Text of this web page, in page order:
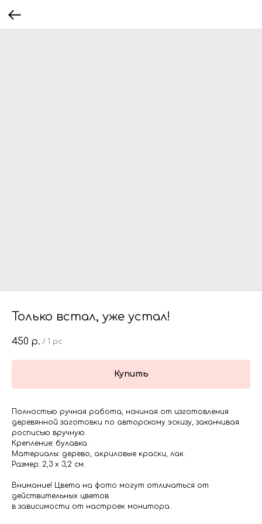
Только встал, уже устал!
450 р. / 1 pc
Купить
Полностью ручная работа, начиная от изготовления
деревянной заготовки по авторскому эскизу, заканчивая
росписью вручную.
Крепление: булавка.
Материалы: дерево, акриловые краски, лак.
Размер: 2,3 х 3,2 см.
Внимание! Цвета на фото могут отличаться от
действительных цветов
в зависимости от настроек монитора.